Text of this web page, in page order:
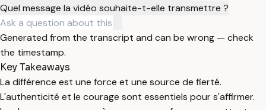
Quel message la vidéo souhaite-t-elle transmettre ?
Generated from the transcript and can be wrong — check
the timestamp.
Key Takeaways
La différence est une force et une source de fierté.
L'authenticité et le courage sont essentiels pour s'affirmer.